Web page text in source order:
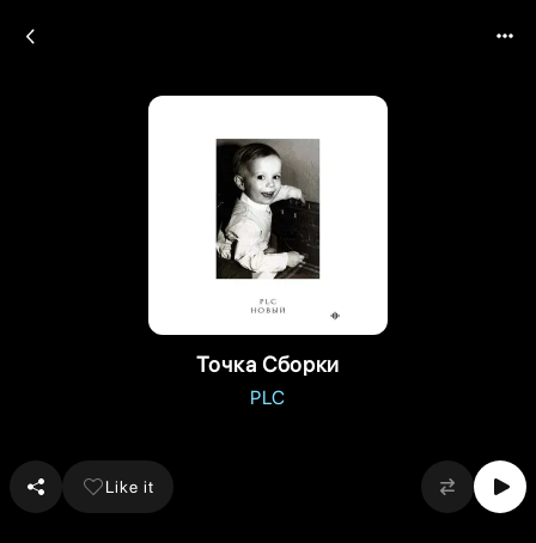
Точка Сборки
PLC
Like it